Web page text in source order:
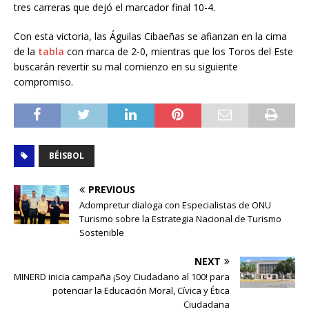
tres carreras que dejó el marcador final 10-4.
Con esta victoria, las Águilas Cibaeñas se afianzan en la cima
de la tabla con marca de 2-0, mientras que los Toros del Este
buscarán revertir su mal comienzo en su siguiente
compromiso.
BÉISBOL
PREVIOUS
Adompretur dialoga con Especialistas de ONU
Turismo sobre la Estrategia Nacional de Turismo
Sostenible
NEXT
MINERD inicia campaña ¡Soy Ciudadano al 100! para
potenciar la Educación Moral, Cívica y Ética
Ciudadana